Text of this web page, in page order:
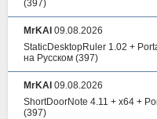
(397)
MrKAI 09.08.2026
StaticDesktopRuler 1.02 +
на Русском (397)
MrKAI 09.08.2026
ShortDoorNote 4.11 + x64 +
(397)